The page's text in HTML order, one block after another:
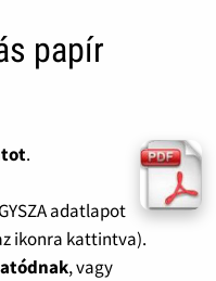
papír
.
adatlapot
ikonra kattintva).
, vagy